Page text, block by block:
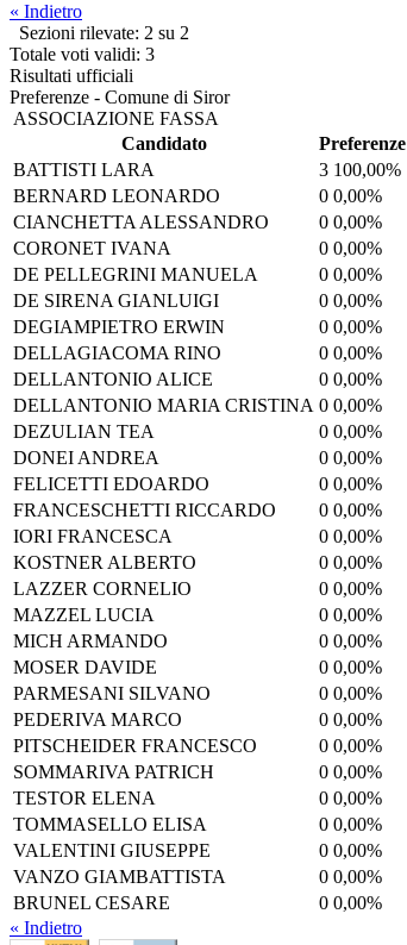
« Indietro
Sezioni rilevate: 2 su 2
Totale voti validi: 3
Risultati ufficiali
Preferenze - Comune di Siror
ASSOCIAZIONE FASSA
Candidato
Preferenze
BATTISTI LARA
3 100,00%
BERNARD LEONARDO
0 0,00%
CIANCHETTA ALESSANDRO
0 0,00%
CORONET IVANA
0 0,00%
DE PELLEGRINI MANUELA
0 0,00%
DE SIRENA GIANLUIGI
0 0,00%
DEGIAMPIETRO ERWIN
0 0,00%
DELLAGIACOMA RINO
0 0,00%
DELLANTONIO ALICE
0 0,00%
DELLANTONIO MARIA CRISTINA 0 0,00%
DEZULIAN TEA
0 0,00%
DONEI ANDREA
0 0,00%
FELICETTI EDOARDO
0 0,00%
FRANCESCHETTI RICCARDO
0 0,00%
IORI FRANCESCA
0 0,00%
KOSTNER ALBERTO
0 0,00%
LAZZER CORNELIO
0 0,00%
MAZZEL LUCIA
0 0,00%
MICH ARMANDO
0 0,00%
MOSER DAVIDE
0 0,00%
PARMESANI SILVANO
0 0,00%
PEDERIVA MARCO
0 0,00%
PITSCHEIDER FRANCESCO
0 0,00%
SOMMARIVA PATRICH
0 0,00%
TESTOR ELENA
0 0,00%
TOMMASELLO ELISA
0 0,00%
VALENTINI GIUSEPPE
0 0,00%
VANZO GIAMBATTISTA
0 0,00%
BRUNEL CESARE
0 0,00%
« Indietro